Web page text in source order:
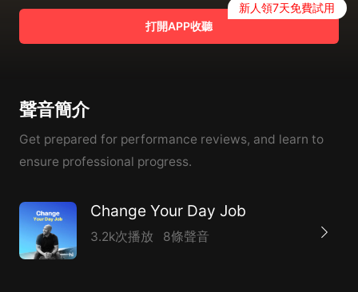
打開APP收聽
新人領7天免費試用
聲音簡介
Get prepared for performance reviews, and learn to
ensure professional progress.
Change Your Day Job
3.2k次播放 8條聲音